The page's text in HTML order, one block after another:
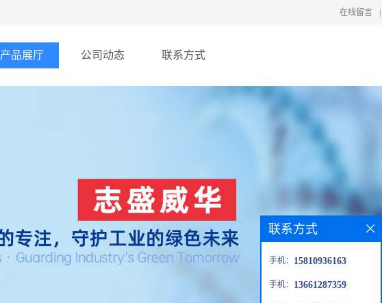
在线留言
产品展厅 公司动态 联系方式
联系方式
手机： 15810936163
手机： 13661287359